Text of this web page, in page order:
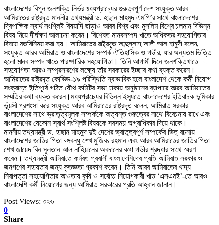
বাংলাদেশের বিপুল জনশক্তি নির্ভর মধ্যপ্রাচ্যের গুরুত্বপূর্ণ দেশ সংযুক্ত আরব
আমিরাতের রাষ্ট্রদূত মাননীয় তথ্যমন্ত্রী ড. হাছান মাহমুদ এমপি’র সাথে বাংলাদেশের
দ্বিপাক্ষিক স্বার্থ সংশ্লিষ্ট বিষয়াদি ছাড়াও আরব বিশ্ব এবং মুসলিম বিশ্বে চলমান বিভিন্ন
বিষয় নিয়ে দীর্ঘক্ষণ আলাচনা করেন। বিশেষত মানবসম্পদ খাতে অধিকতর সহযোগিতার
বিষয়ে মতবিনিময় করা হয়। আমিরাতের রাষ্ট্রদূত আব্দুল্লাহ আলী আল হামুদী বলেন,
সংযুক্ত আরব আমিরাত ও বাংলাদেশের সম্পর্ক ঐতিহাসিক ও গভীর, যার অন্যতম ভিত্তি
হলো মানব সম্পদ খাতে পারষ্পারিক সহযোগিতা। তিনি আগামী দিনে জনশক্তিখাতে
সহযোগিতা আরও সম্প্রসারণের লক্ষ্যে তাঁর সরকারের ইচ্ছার কথা ব্যক্ত করেন।
আমিরাতের রাষ্ট্রদূত কোভিড-১৯ পরিস্থিতি স্বাভাবিক হলে বাংলাদেশ থেকে কর্মী নিয়োগ
সংক্রান্ত ইতিপূর্বে গঠিত যৌথ কমিটির সভা ঢাকায় অনুষ্ঠানের ব্যাপারে আরব আমিরাতের
সম্মতির কথা ব্যক্ত করেন।মধ্যপ্রাচ্যের বিভিন্ন ইস্যুতে বাংলাদেশের ইতিবাচক ভূমিকার
ভূঁয়সী প্রশংসা করে সংযুক্ত আরব আমিরাতের রাষ্ট্রদূত বলেন, আমিরাত সরকার
বাংলাদেশের সাথে ভ্রাতৃত্বমূলক সম্পর্ককে অত্যন্ত গুরুত্বের সাথে বিবেচনায় রাখে এবং
বাংলাদেশের যেকোন স্বার্থ সংশ্লিষ্ট বিষয়কে সবসময় অগ্রাধিকার দিয়ে থাকে।
মাননীয় তথ্যমন্ত্রী ড. হাছান মাহমুদ দুই দেশের ভ্রাতৃত্বপূর্ণ সম্পর্কের ভিত্ রচনায়
বাংলাদেশের জাতির পিতা বঙ্গবন্ধু শেখ মুজিবর রহমান এবং আরব আমিরাতের জাতির পিতা
শেখ জায়েদ বিন সুলতান আল নাহিয়ানের অবদানের কথা গভীর শ্রদ্ধার সাথে স্মরণ
করেন। তথ্যমন্ত্রী আমিরাতে কর্মরত প্রবাসী বাংলাদেশিদের প্রতি আমিরাত সরকার ও
জনগণের সহায়তার জন্য কৃতজ্ঞতা প্রকাশ করেন। তিনি আরব আমিরাতের খাদ্য
নিরাপত্তা সহযোগিতার আওতায় কৃষি ও সর্বোচ্চ নিয়োগকারী খাত ‘এসএমই’-তে আরও
বাংলাদেশি কর্মী নিয়োগের জন্য আমিরাত সরকারের প্রতি আহ্বান জানান।
Post Views: ৩২৬
0
Share